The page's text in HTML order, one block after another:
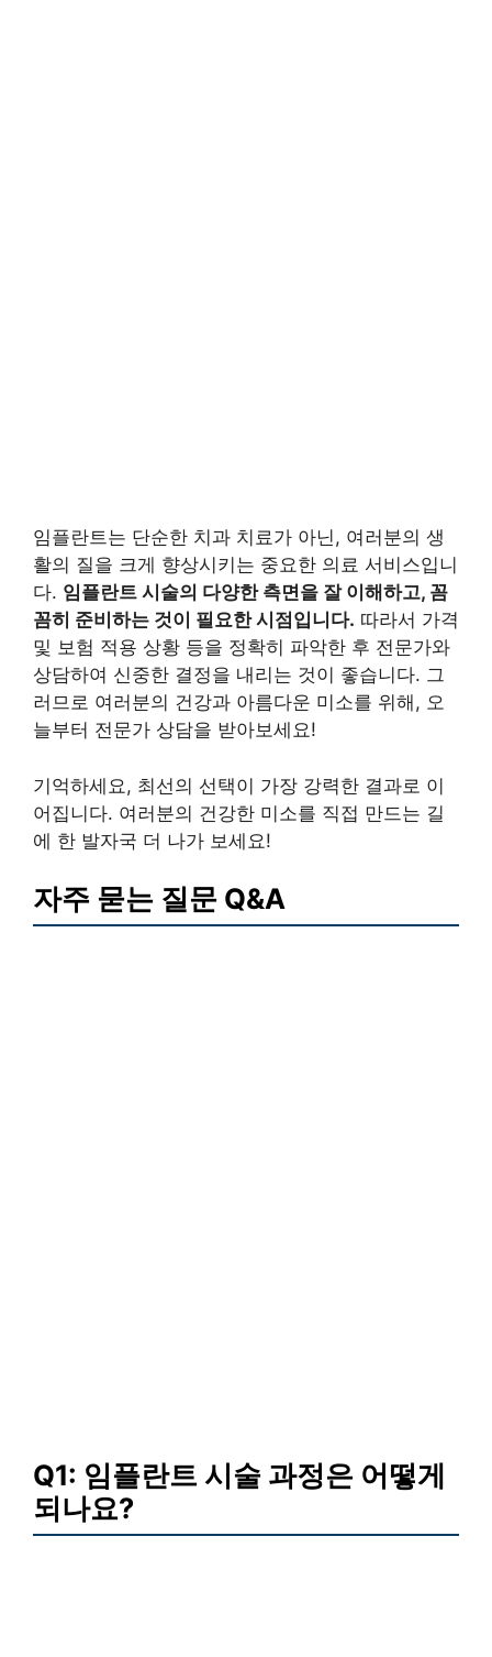
임플란트는 단순한 치과 치료가 아닌, 여러분의 생
활의 질을 크게 향상시키는 중요한 의료 서비스입니
다. 임플란트 시술의 다양한 측면을 잘 이해하고, 꼼
꼼히 준비하는 것이 필요한 시점입니다. 따라서 가격
및 보험 적용 상황 등을 정확히 파악한 후 전문가와
상담하여 신중한 결정을 내리는 것이 좋습니다. 그
러므로 여러분의 건강과 아름다운 미소를 위해, 오
늘부터 전문가 상담을 받아보세요!
기억하세요, 최선의 선택이 가장 강력한 결과로 이
어집니다. 여러분의 건강한 미소를 직접 만드는 길
에 한 발자국 더 나가 보세요!
자주 묻는 질문 Q&A
Q1: 임플란트 시술 과정은 어떻게
되나요?